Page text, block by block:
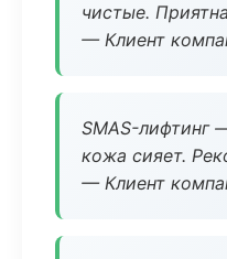
чистые.
— Клиент
SMAS-лифтинг
кожа сияет.
— Клиент